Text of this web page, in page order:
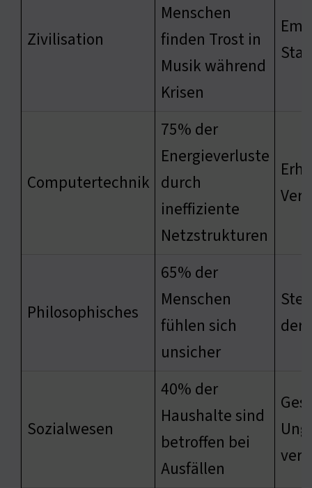
Zivilisation
Menschen
finden Trost in
Musik während
Krisen
Computertechnik
75% der
Energieverluste
durch
ineffiziente
Netzstrukturen
Philosophisches
65% der
Menschen
fühlen sich
unsicher
der
Sozialwesen
40% der
Haushalte sind
betroffen bei
Ausfällen